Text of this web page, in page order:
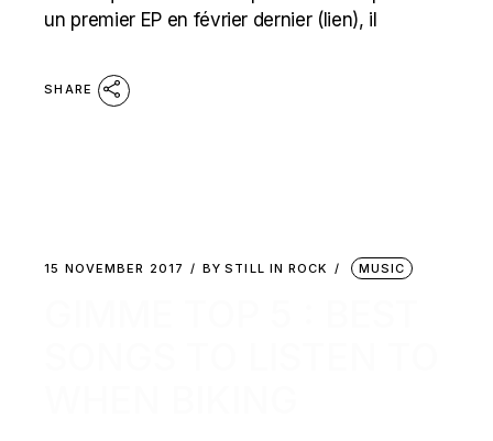
un premier EP en février dernier (lien), il
SHARE
15 NOVEMBER 2017 BY STILL IN ROCK MUSIC